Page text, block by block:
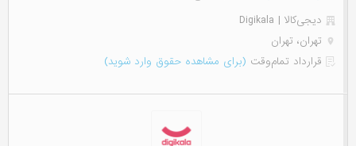
دیجی‌‌کالا | Digikala
تهران، تهران
قرارداد تمام‌وقت (برای مشاهده حقوق وارد شوید)